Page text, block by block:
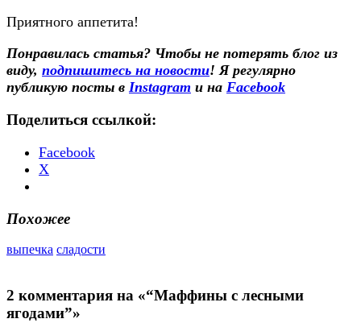
Приятного аппетита!
Понравилась статья? Чтобы не потерять блог из
виду, подпишитесь на новости! Я регулярно
публикую посты в Instagram и на Facebook
Поделиться ссылкой:
Facebook
X
Похожее
выпечка сладости
2 комментария на «“Маффины с лесными
ягодами”»